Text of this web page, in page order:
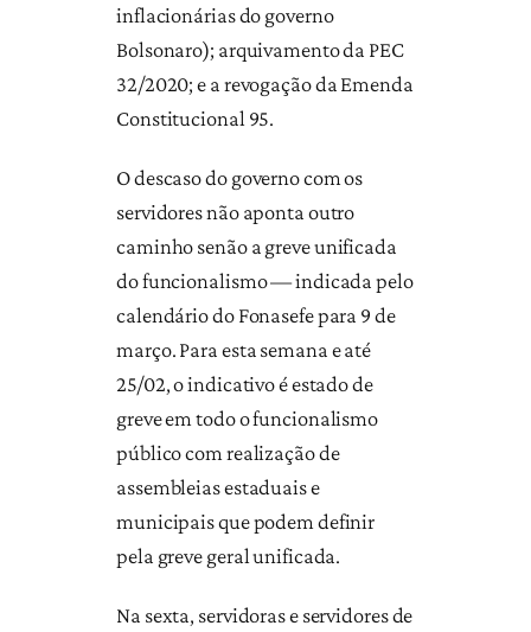
inflacionárias do governo
Bolsonaro); arquivamento da PEC
32/2020; e a revogação da Emenda
Constitucional 95.
O descaso do governo com os
servidores não aponta outro
caminho senão a greve unificada
do funcionalismo — indicada pelo
calendário do Fonasefe para 9 de
março. Para esta semana e até
25/02, o indicativo é estado de
greve em todo o funcionalismo
público com realização de
assembleias estaduais e
municipais que podem definir
pela greve geral unificada.
Na sexta, servidoras e servidores de